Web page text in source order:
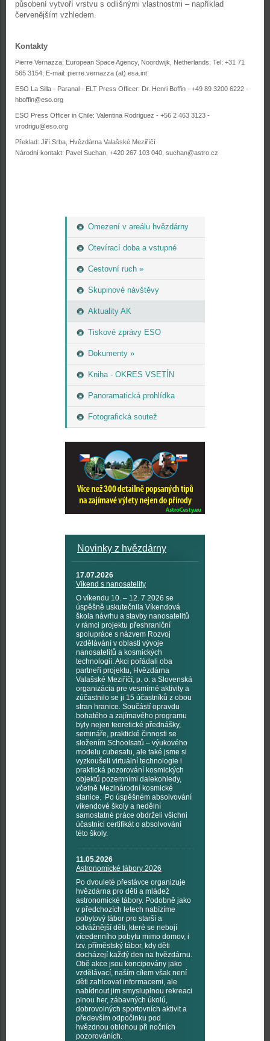
Omezení v areálu hvězdárny
Otevírací doba a vstupné
Cestovní ruch »
Skupinové návštěvy
Aktuality AK
Tiskové zprávy ESO
Dokumenty »
Kniha - OKRES VSETÍN
Panoramatická prohlídka
Fotografická soutež
Novinky z hvězdárny
17.07.2026
Víkend s nanosatelity
O víkendu 10. – 12. 7 2026 se
úspěšně uskutečnila Víkendová
škola návrhu a stavby nanosatelitů
v rámci projektu přeshraniční
spolupráce s názvem Rozvoj
vzdělávání v oblasti vývoje
nanosatelitů a kosmických
technologií. Akci pořádali oba
partneři projektu, Hvězdárna
Valašské Meziříčí, p. o. a Slovenská
organizácia pre vesmírné aktivity a
zúčastnilo se ji 15 účastníků z obou
stran hranice. Součástí opravdu
bohatého a zajímavého programu
byly nejen teoretické přednášky,
semináře, praktické činnosti se
složením Schoolsatů – výukového
modelu cubesatu, ale také jsme si
vyzkoušeli virtuální technologie i
praktická pozorování kosmických
objektů pozemními dalekohledy,
včetně Mezinárodní kosmické
stanice. Po úspěšném absolvování
víkendové školy a nedělní
samostatné práce obdrželi všichni
účastníci certifikát o absolvování
této školy.
11.05.2026
Astronomické tábory 2026
Po dvouleté přestávce organizuje
hvězdárna pro děti a mládež
astronomické tábory. Podobně jako
v předchozích letech nabízíme
pobytový tábor pro starší a
odvážnější děti, které se nebojí
vícedenního pobytu mimo domov, i
tzv. příměstský tábor, kdy děti
docházejí každý den na hvězdárnu.
Obě akce jsou koncipovány jako
vzdělávací, naším cílem však není
děti zahlcovat informacemi, ale
nabídnout jim smysluplnou rekreaci
plnou her, zábavných úkolů,
dobrovolných sportovních aktivit a
především odpočinku pod
hvězdnou oblohou při nočních
pozorováních.
působení vytvoří vrstvu s odlišnými vlastnostmi – například
červenějším vzhledem.
Kontakty
Pierre Vernazza; European Space Agency, Noordwijk, Netherlands; Tel: +31 71
565 3154; E-mail: pierre.vernazza (at) esa.int
ESO La Silla - Paranal - ELT Press Officer: Dr. Henri Boffin - +49 89 3200 6222 -
hboffin@eso.org
ESO Press Officer in Chile: Valentina Rodriguez - +56 2 463 3123 -
vrodrigu@eso.org
Překlad: Jiří Srba, Hvězdárna Valašské Meziříčí
Národní kontakt: Pavel Suchan, +420 267 103 040, suchan@astro.cz